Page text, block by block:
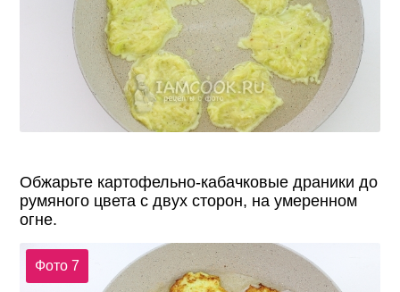
Обжарьте картофельно-кабачковые драники до
румяного цвета с двух сторон, на умеренном
огне.
Фото 7